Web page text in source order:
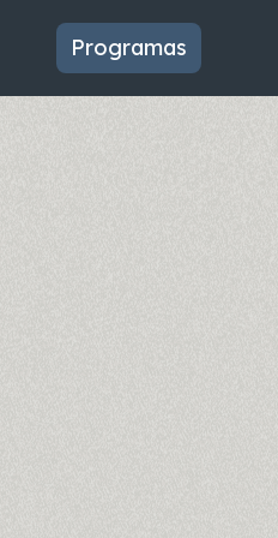
Programas